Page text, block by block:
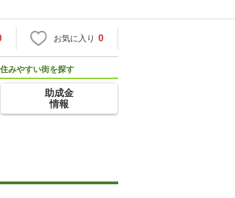
お気に入り 0
住みやすい街を探す
助成金
情報